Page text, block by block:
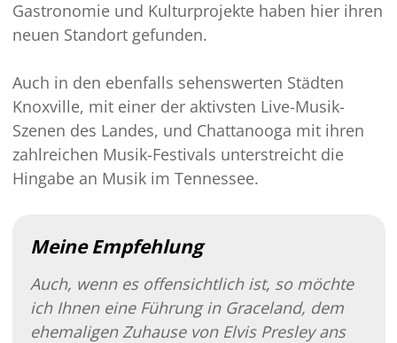
Gastronomie und Kulturprojekte haben hier ihren
neuen Standort gefunden.
Auch in den ebenfalls sehenswerten Städten
Knoxville, mit einer der aktivsten Live-Musik-
Szenen des Landes, und Chattanooga mit ihren
zahlreichen Musik-Festivals unterstreicht die
Hingabe an Musik im Tennessee.
Meine Empfehlung
Auch, wenn es offensichtlich ist, so möchte
ich Ihnen eine Führung in Graceland, dem
ehemaligen Zuhause von Elvis Presley ans